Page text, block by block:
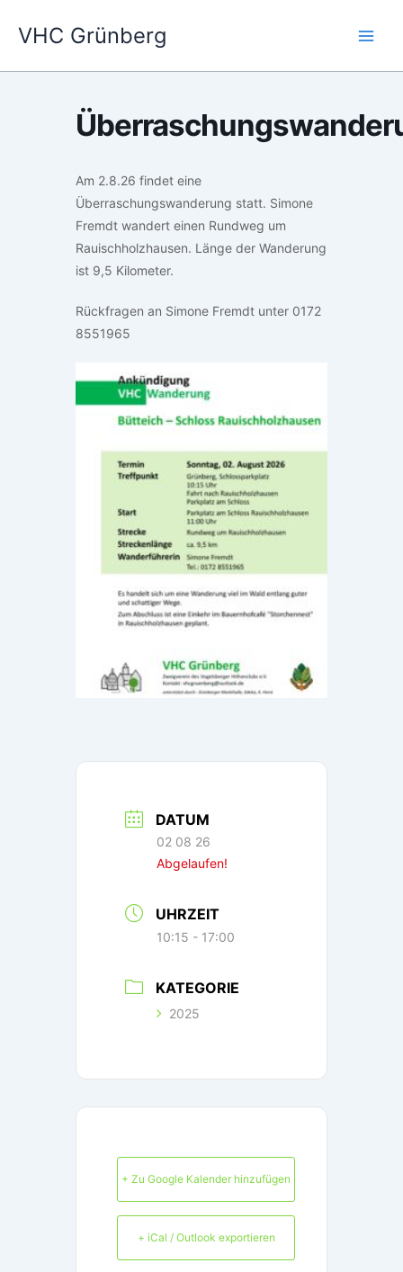
InhaltVHC Grünberg
Am 2.8.26 findet eine
Überraschungswanderung statt. Simone
Fremdt wandert einen Rundweg um
Rauischholzhausen. Länge der Wanderung
ist 9,5 Kilometer.
Rückfragen an Simone Fremdt unter 0172
8551965
DATUM
02 08 26
Abgelaufen!
UHRZEIT
10:15 - 17:00
KATEGORIE
2025
+ Zu Google Kalender hinzufügen
+ iCal / Outlook exportieren